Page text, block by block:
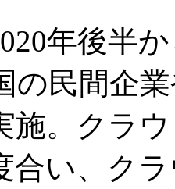
年後半
の民間企
施。クラ
合い、ク